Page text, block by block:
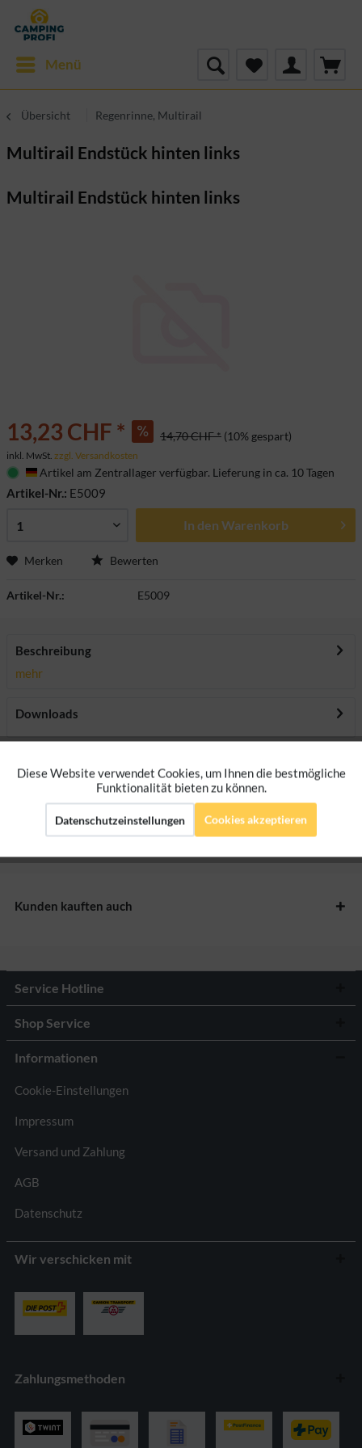
Menü
Übersicht Regenrinne, Multirail
Multirail Endstück hinten links
Multirail Endstück hinten links
13,23 CHF * 14,70 CHF * (10% gespart)
inkl. MwSt. zzgl. Versandkosten
Deutschland
Artikel am Zentrallager verfügbar. Lieferung in ca. 10 Tagen
Artikel-Nr.: E5009
In den Warenkorb
Merken Bewerten
Artikel-Nr.: E5009
Beschreibung
mehr
Downloads
Bewertungen lesen, schreiben und diskutieren...
Herstellerangaben
Kunden kauften auch
Service Hotline
Shop Service
Informationen
Cookie-Einstellungen
Impressum
Versand und Zahlung
AGB
Datenschutz
Wir verschicken mit
Zahlungsmethoden
Funktionale Aktiv
Marketing Aktiv
Diese Website verwendet Cookies, um Ihnen die bestmögliche
Funktionalität bieten zu können.
Datenschutzeinstellungen Cookies akzeptieren